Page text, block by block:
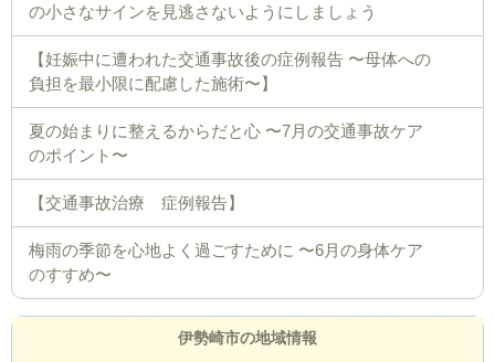
の小さなサインを見逃さないようにしましょう
【妊娠中に遭われた交通事故後の症例報告 〜母体への
負担を最小限に配慮した施術〜】
夏の始まりに整えるからだと心 〜7月の交通事故ケア
のポイント〜
【交通事故治療 症例報告】
梅雨の季節を心地よく過ごすために 〜6月の身体ケア
のすすめ〜
伊勢崎市の地域情報